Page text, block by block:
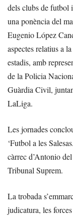
dels clubs de futbol
una ponència del
Eugenio López
aspectes relatius a
estadis, amb
de la Policia
Guàrdia Civil,
LaLiga.
Les jornades
‘Futbol a les
càrrec d’Antonio
Tribunal Suprem.
La trobada
judicatura, les